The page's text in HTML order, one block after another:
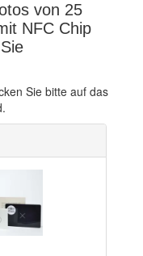
von 25
NFC Chip
Sie bitte auf das